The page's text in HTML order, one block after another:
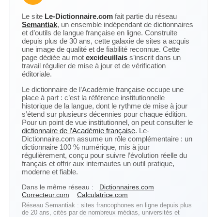
Le site Le-Dictionnaire.com fait partie du réseau
Semantiak, un ensemble indépendant de dictionnaires
et d’outils de langue française en ligne. Construite
depuis plus de 30 ans, cette galaxie de sites a acquis
une image de qualité et de fiabilité reconnue. Cette
page dédiée au mot excideuillais s’inscrit dans un
travail régulier de mise à jour et de vérification
éditoriale.
Le dictionnaire de l’Académie française occupe une
place à part : c’est la référence institutionnelle
historique de la langue, dont le rythme de mise à jour
s’étend sur plusieurs décennies pour chaque édition.
Pour un point de vue institutionnel, on peut consulter le
dictionnaire de l’Académie française. Le-
Dictionnaire.com assume un rôle complémentaire : un
dictionnaire 100 % numérique, mis à jour
régulièrement, conçu pour suivre l’évolution réelle du
français et offrir aux internautes un outil pratique,
moderne et fiable.
Dans le même réseau :
Dictionnaires.com
Correcteur.com
Calculatrice.com
Réseau Semantiak : sites francophones en ligne depuis plus
de 20 ans, cités par de nombreux médias, universités et